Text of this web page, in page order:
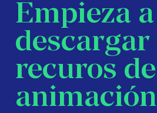
Empieza a
descargar
recuros de
animación